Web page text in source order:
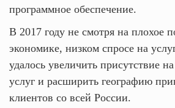
программное обеспечение.
В 2017 году не смотря на плохое
экономике, низком спросе на
удалось увеличить присутствие
услуг и расширить географию
клиентов со всей России.